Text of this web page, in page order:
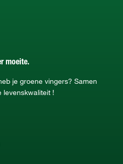
moeite.
je groene vingers? Samen
levenskwaliteit !